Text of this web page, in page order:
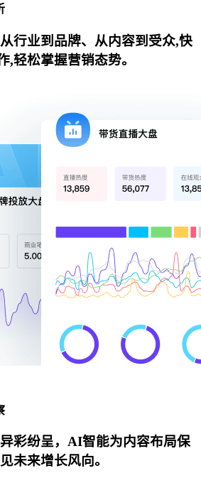
行业到品牌、从内容到受众,快
,轻松掌握营销态势。
彩纷呈，AI智能为内容布局保
未来增长风向。